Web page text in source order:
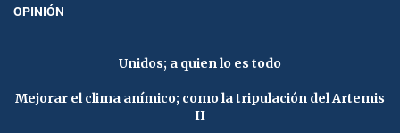
OPINIÓN
Unidos; a quien lo es todo
Mejorar el clima anímico; como la tripulación del Artemis
II